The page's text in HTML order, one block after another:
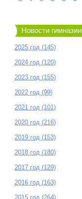
Новости гимназии
2025 год (145)
2024 год (120)
2023 год (155)
2022 год (99)
2021 год (101)
2020 год (216)
2019 год (153)
2018 год (180)
2017 год (129)
2016 год (163)
2015 год (264)